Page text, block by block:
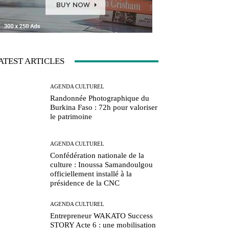
ARTICLES
AGENDA CULTUREL
Randonnée Photographique du
Burkina Faso : 72h pour valoriser
le patrimoine
AGENDA CULTUREL
Confédération nationale de la
culture : Inoussa Samandoulgou
officiellement installé à la
présidence de la CNC
AGENDA CULTUREL
Entrepreneur WAKATO Success
STORY Acte 6 : une mobilisation